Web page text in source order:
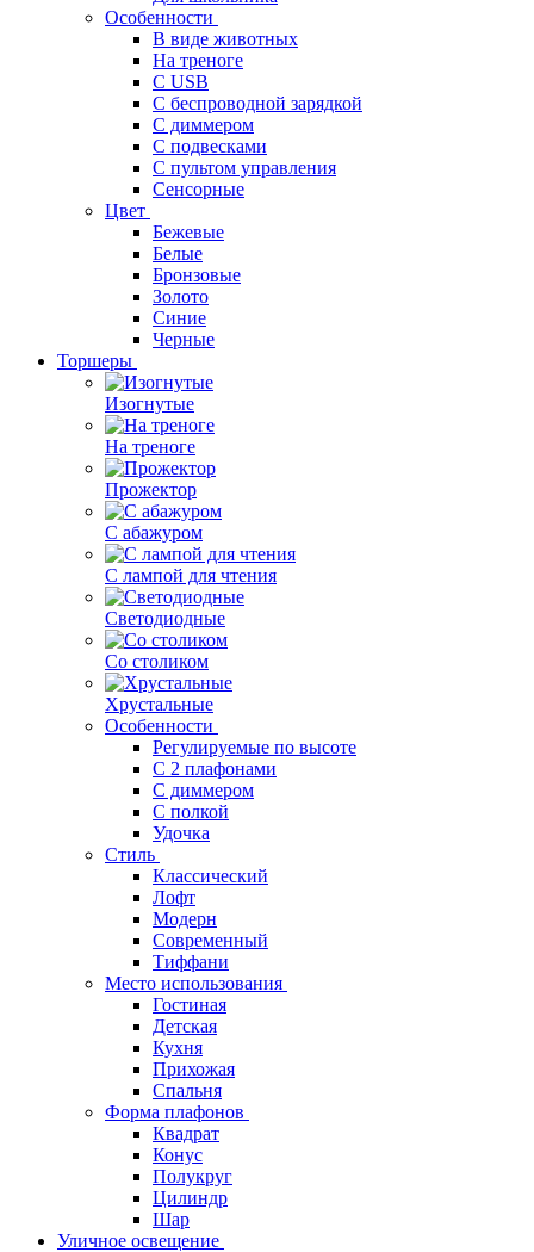
Особенности
В виде животных
На треноге
С USB
С беспроводной зарядкой
С диммером
С подвесками
С пультом управления
Сенсорные
Цвет
Бежевые
Белые
Бронзовые
Золото
Синие
Черные
Торшеры
Изогнутые
На треноге
Прожектор
С абажуром
С лампой для чтения
Светодиодные
Со столиком
Хрустальные
Особенности
Регулируемые по высоте
С 2 плафонами
С диммером
С полкой
Удочка
Стиль
Классический
Лофт
Модерн
Современный
Тиффани
Место использования
Гостиная
Детская
Кухня
Прихожая
Спальня
Форма плафонов
Квадрат
Конус
Полукруг
Цилиндр
Шар
Уличное освещение